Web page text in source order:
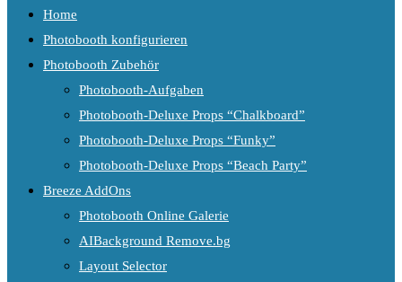
Home
Photobooth konfigurieren
Photobooth Zubehör
Photobooth-Aufgaben
Photobooth-Deluxe Props “Chalkboard”
Photobooth-Deluxe Props “Funky”
Photobooth-Deluxe Props “Beach Party”
Breeze AddOns
Photobooth Online Galerie
AIBackground Remove.bg
Layout Selector